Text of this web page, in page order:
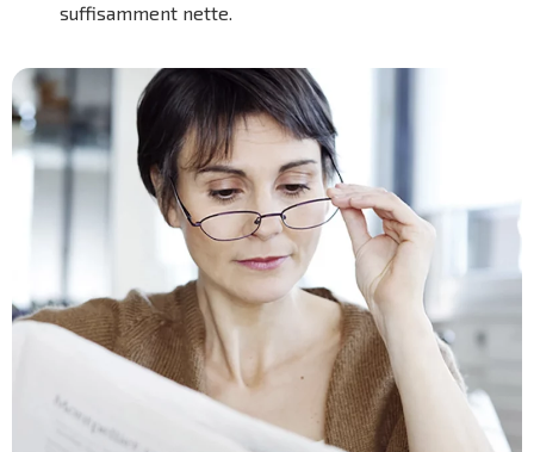
suffisamment nette.